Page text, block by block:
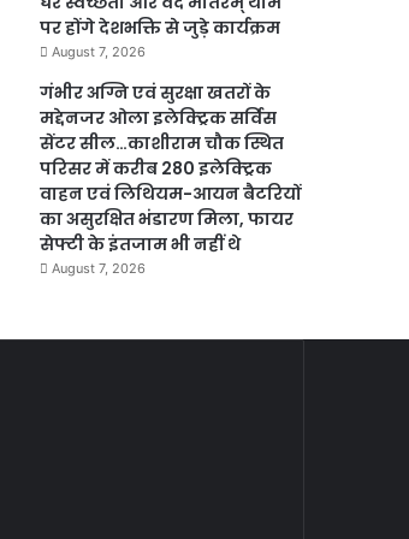
पर होंगे देशभक्ति से जुड़े कार्यक्रम
August 7, 2026
गंभीर अग्नि एवं सुरक्षा खतरों के
मद्देनजर ओला इलेक्ट्रिक सर्विस
सेंटर सील…काशीराम चौक स्थित
परिसर में करीब 280 इलेक्ट्रिक
वाहन एवं लिथियम-आयन बैटरियों
का असुरक्षित भंडारण मिला, फायर
सेफ्टी के इंतजाम भी नहीं थे
August 7, 2026